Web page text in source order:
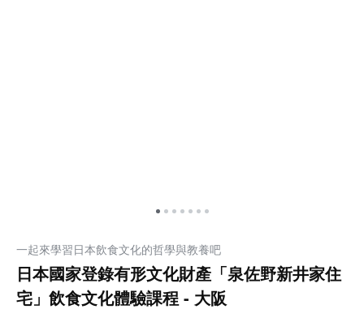
一起來學習日本飲食文化的哲學與教養吧
日本國家登錄有形文化財產「泉佐野新井家住
宅」飲食文化體驗課程 - 大阪